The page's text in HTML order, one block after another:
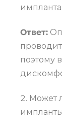
Ответ:
поэтому
Может